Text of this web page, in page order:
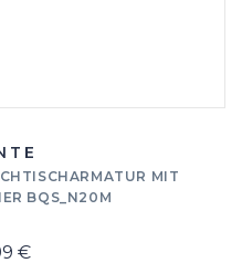
MIT
BQS_N20M
€